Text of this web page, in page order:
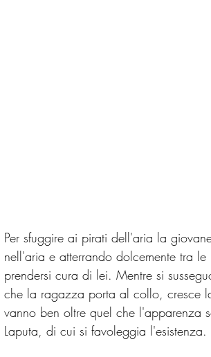
Per sfuggire ai pirati dell'aria la
nell'aria e atterrando dolcemente tra
prendersi cura di lei. Mentre si
che la ragazza porta al collo, cresce
vanno ben oltre quel che l'apparenza
Laputa, di cui si favoleggia l'esistenza.